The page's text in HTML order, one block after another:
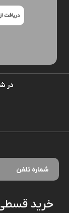
در
خرید